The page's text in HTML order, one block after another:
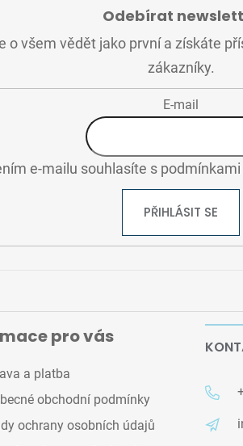
Odebírat
o všem vědět jako první a získáte
zákazníky.
E-mail
e-mailu souhlasíte s
PŘIHLÁSIT SE
pro vás
a platba
obchodní podmínky
ochrany osobních údajů